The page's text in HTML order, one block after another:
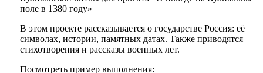
В этом проекте рассказывается о государстве Россия: её
символах, истории, памятных датах. Также приводятся
стихотворения и рассказы военных лет.
Посмотреть пример выполнения: